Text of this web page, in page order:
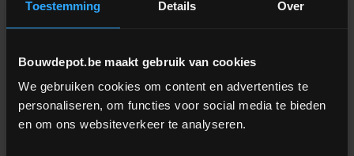
Toestemming Details Over
Bouwdepot.be maakt gebruik van cookies
We gebruiken cookies om content en advertenties te
personaliseren, om functies voor social media te bieden
en om ons websiteverkeer te analyseren.
ovaal 3.300L
Standaard regenwater/septische
put
1.500L